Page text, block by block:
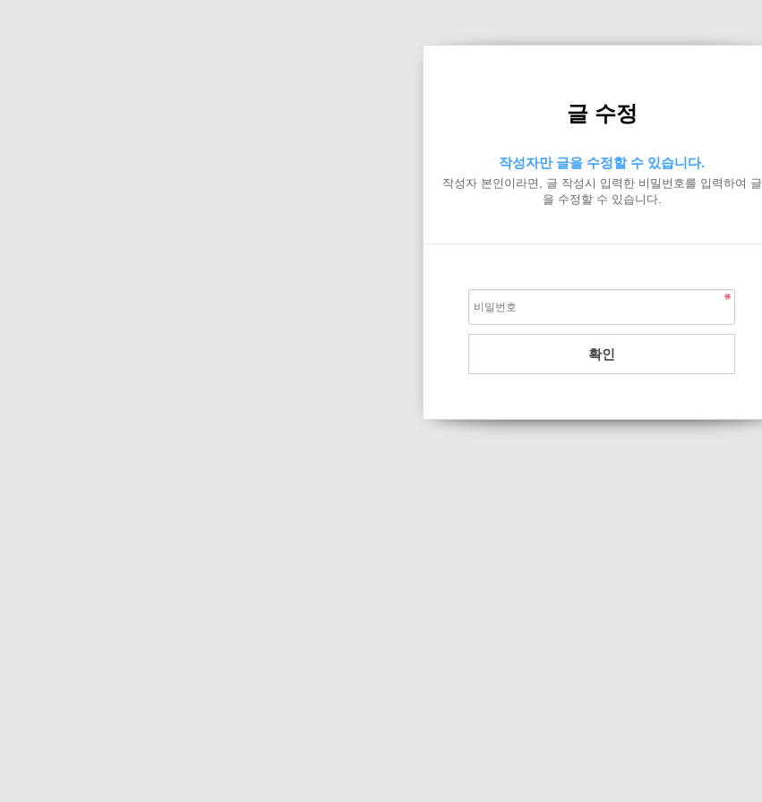
글 수정
작성자만 글을 수정할 수 있습니다.
작성자 본인이라면, 글 작성시 입력한 비밀번호를 입력하여 글
을 수정할 수 있습니다.